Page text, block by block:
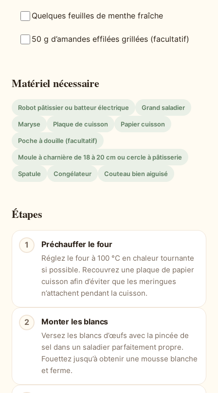
Quelques feuilles de menthe fraîche
50 g d’amandes effilées grillées (facultatif)
Matériel nécessaire
Robot pâtissier ou batteur électrique Grand saladier
Maryse Plaque de cuisson Papier cuisson
Poche à douille (facultatif)
Moule à charnière de 18 à 20 cm ou cercle à pâtisserie
Spatule Congélateur Couteau bien aiguisé
Étapes
Préchauffer le four
Réglez le four à 100 °C en chaleur tournante
si possible. Recouvrez une plaque de papier
cuisson afin d’éviter que les meringues
n’attachent pendant la cuisson.
Monter les blancs
Versez les blancs d’œufs avec la pincée de
sel dans un saladier parfaitement propre.
Fouettez jusqu’à obtenir une mousse blanche
et ferme.